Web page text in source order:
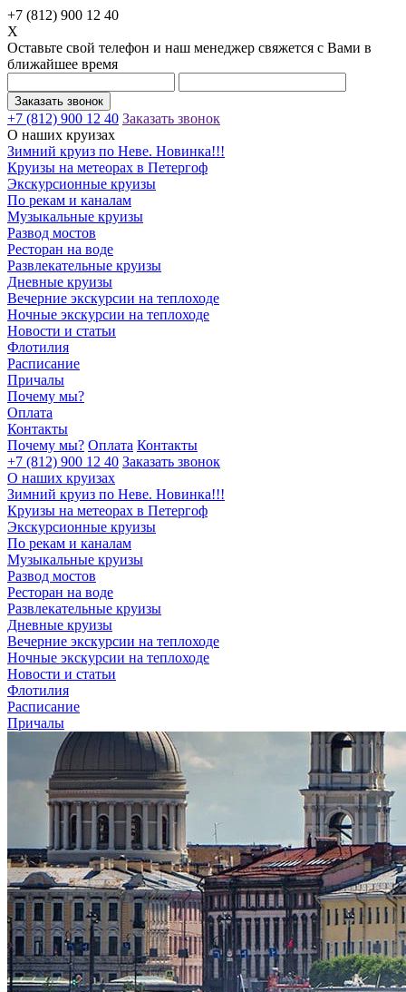
+7 (812) 900 12 40
X
Оставьте свой телефон и наш менеджер свяжется с Вами в
ближайшее время
Заказать звонок
+7 (812) 900 12 40 Заказать звонок
О наших круизах
Зимний круиз по Неве. Новинка!!!
Круизы на метеорах в Петергоф
Экскурсионные круизы
По рекам и каналам
Музыкальные круизы
Развод мостов
Ресторан на воде
Развлекательные круизы
Дневные круизы
Вечерние экскурсии на теплоходе
Ночные экскурсии на теплоходе
Новости и статьи
Флотилия
Расписание
Причалы
Почему мы?
Оплата
Контакты
Почему мы? Оплата Контакты
+7 (812) 900 12 40 Заказать звонок
О наших круизах
Зимний круиз по Неве. Новинка!!!
Круизы на метеорах в Петергоф
Экскурсионные круизы
По рекам и каналам
Музыкальные круизы
Развод мостов
Ресторан на воде
Развлекательные круизы
Дневные круизы
Вечерние экскурсии на теплоходе
Ночные экскурсии на теплоходе
Новости и статьи
Флотилия
Расписание
Причалы